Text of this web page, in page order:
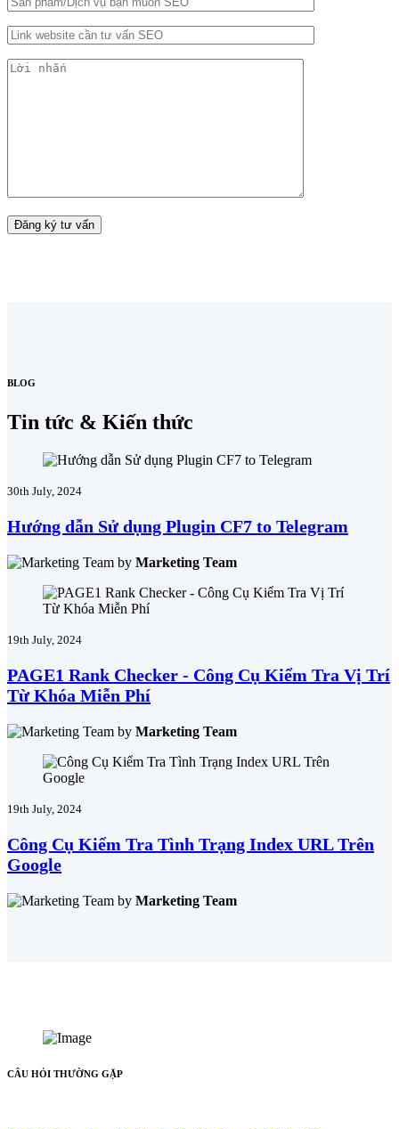
BLOG
Tin tức & Kiến thức
30th July, 2024
Hướng dẫn Sử dụng Plugin CF7 to Telegram
by Marketing Team
19th July, 2024
PAGE1 Rank Checker - Công Cụ Kiểm Tra Vị Trí
Từ Khóa Miễn Phí
by Marketing Team
19th July, 2024
Công Cụ Kiểm Tra Tình Trạng Index URL Trên
Google
by Marketing Team
CÂU HỎI THƯỜNG GẶP